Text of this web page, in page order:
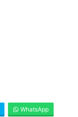
WhatsApp